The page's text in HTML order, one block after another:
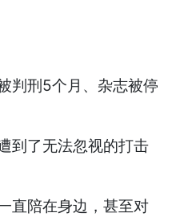
判刑5个月、杂志被停
到了无法忽视的打击
直陪在身边，甚至对